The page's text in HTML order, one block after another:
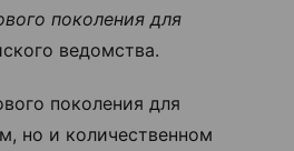
поколения для
ведомства.
поколения для
но и количественном